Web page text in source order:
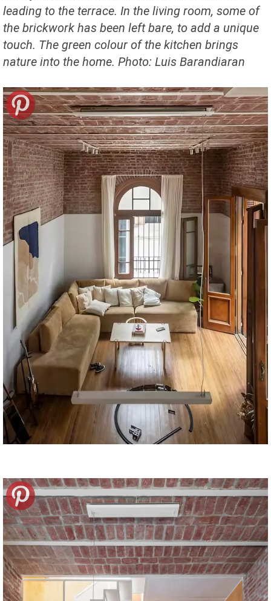
leading to the terrace. In the living room, some of
the brickwork has been left bare, to add a unique
touch. The green colour of the kitchen brings
nature into the home. Photo: Luis Barandiaran